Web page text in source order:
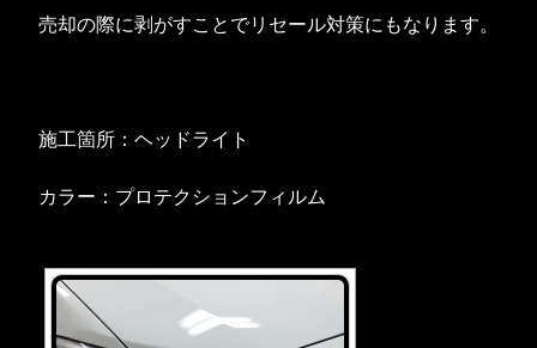
売却の際に剥がすことでリセール対策にもなります。
施工箇所：ヘッドライト
カラー：プロテクションフィルム